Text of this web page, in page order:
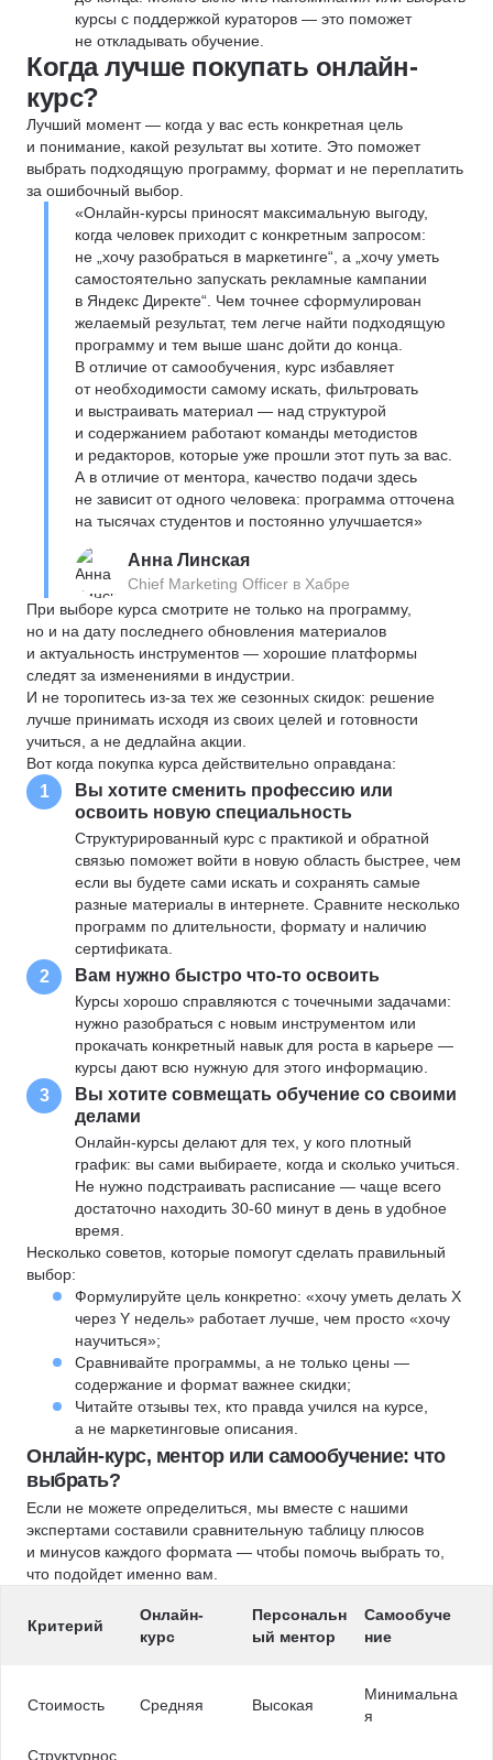
курсы с поддержкой кураторов — это поможет
не откладывать обучение.
Когда лучше покупать онлайн-
курс?
Лучший момент — когда у вас есть конкретная цель
и понимание, какой результат вы хотите. Это поможет
выбрать подходящую программу, формат и не переплатить
за ошибочный выбор.
«Онлайн-курсы приносят максимальную выгоду,
когда человек приходит с конкретным запросом:
не „хочу разобраться в маркетинге“, а „хочу уметь
самостоятельно запускать рекламные кампании
в Яндекс Директе“. Чем точнее сформулирован
желаемый результат, тем легче найти подходящую
программу и тем выше шанс дойти до конца.
В отличие от самообучения, курс избавляет
от необходимости самому искать, фильтровать
и выстраивать материал — над структурой
и содержанием работают команды методистов
и редакторов, которые уже прошли этот путь за вас.
А в отличие от ментора, качество подачи здесь
не зависит от одного человека: программа отточена
на тысячах студентов и постоянно улучшается»
Анна Линская
Chief Marketing Officer в Хабре
При выборе курса смотрите не только на программу,
но и на дату последнего обновления материалов
и актуальность инструментов — хорошие платформы
следят за изменениями в индустрии.
И не торопитесь из-за тех же сезонных скидок: решение
лучше принимать исходя из своих целей и готовности
учиться, а не дедлайна акции.
Вот когда покупка курса действительно оправдана:
1
Вы хотите сменить профессию или
освоить новую специальность
Структурированный курс с практикой и обратной
связью поможет войти в новую область быстрее, чем
если вы будете сами искать и сохранять самые
разные материалы в интернете. Сравните несколько
программ по длительности, формату и наличию
сертификата.
2 Вам нужно быстро что-то освоить
Курсы хорошо справляются с точечными задачами:
нужно разобраться с новым инструментом или
прокачать конкретный навык для роста в карьере —
курсы дают всю нужную для этого информацию.
3
Вы хотите совмещать обучение со своими
делами
Онлайн-курсы делают для тех, у кого плотный
график: вы сами выбираете, когда и сколько учиться.
Не нужно подстраивать расписание — чаще всего
достаточно находить 30-60 минут в день в удобное
время.
Несколько советов, которые помогут сделать правильный
выбор:
Формулируйте цель конкретно: «хочу уметь делать X
через Y недель» работает лучше, чем просто «хочу
научиться»;
Сравнивайте программы, а не только цены —
содержание и формат важнее скидки;
Читайте отзывы тех, кто правда учился на курсе,
а не маркетинговые описания.
Онлайн-курс, ментор или самообучение: что
выбрать?
Если не можете определиться, мы вместе с нашими
экспертами составили сравнительную таблицу плюсов
и минусов каждого формата — чтобы помочь выбрать то,
что подойдет именно вам.
Критерий
Онлайн-
курс
Персональн
ый ментор
Самообуче
ние
Стоимость Средняя Высокая
Минимальна
я
Структурнос